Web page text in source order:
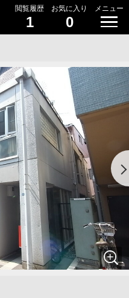
閲覧履歴
1
お気に入り
0
メニュー